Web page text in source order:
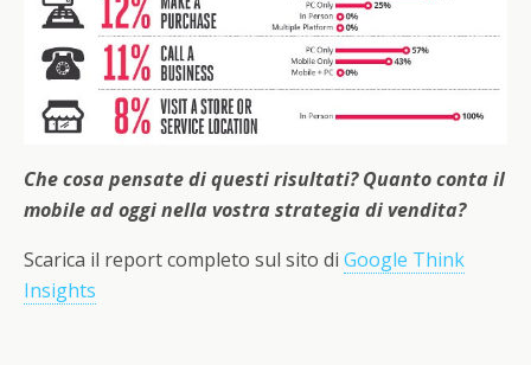
Che cosa pensate di questi risultati? Quanto conta il
mobile ad oggi nella vostra strategia di vendita?
Scarica il report completo sul sito di Google Think
Insights